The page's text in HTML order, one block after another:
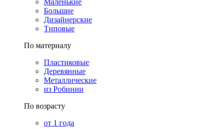
Маленькие
Большие
Дизайнерские
Типовые
По материалу
Пластиковые
Деревянные
Металлические
из Робинии
По возрасту
от 1 года